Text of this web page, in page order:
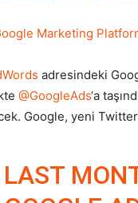
Marketing
adresindeki
@GoogleAds‘a
Google, yeni Twitter
LAST